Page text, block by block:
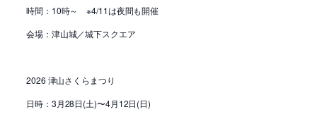
時間：10時～ ※4/11は夜間も開催
会場：津山城／城下スクエア
2026 津山さくらまつり
日時：3月28日(土)〜4月12日(日)